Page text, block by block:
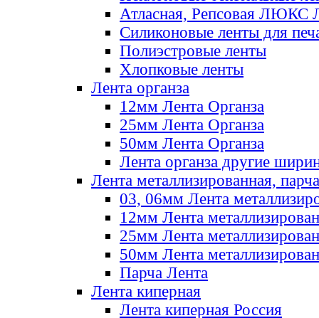
Атласная, Репсовая ЛЮКС
Силиконовые ленты для
Полиэстровые ленты
Хлопковые ленты
Лента органза
12мм Лента Органза
25мм Лента Органза
50мм Лента Органза
Лента органза другие
Лента металлизированная, парча
03, 06мм Лента
12мм Лента
25мм Лента
50мм Лента
Парча Лента
Лента киперная
Лента киперная Россия